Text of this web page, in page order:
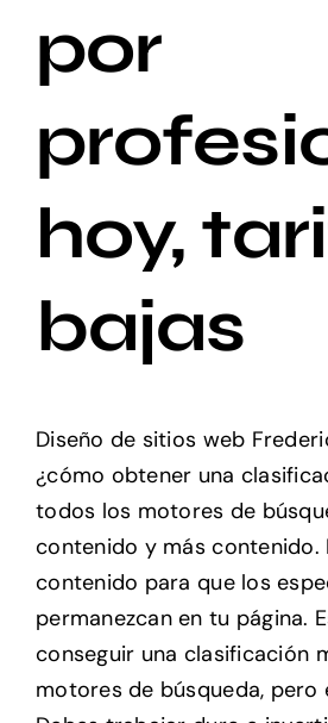
por
hoy,
bajas
Diseño de sitios web
¿cómo obtener una
todos los motores de
contenido y más contenido.
contenido para que los
permanezcan en tu página.
conseguir una clasificación
motores de búsqueda, pero